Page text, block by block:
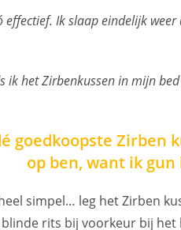
Ik slaap eindelijk weer
ik het Zirbenkussen in mijn
goedkoopste
op ben, want ik
simpel… leg het Zirben
rits bij voorkeur bij